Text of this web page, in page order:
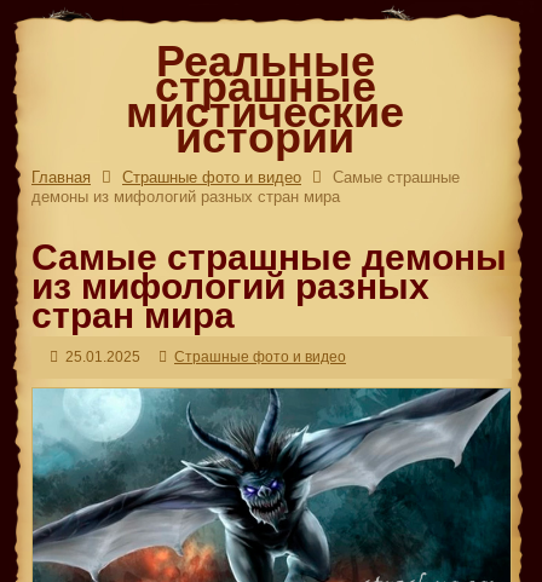
Реальные
страшные
мистические
истории
Главная Страшные фото и видео
Самые страшные
демоны из мифологий разных стран мира
Самые страшные демоны
из мифологий разных
стран мира
25.01.2025 Страшные фото и видео